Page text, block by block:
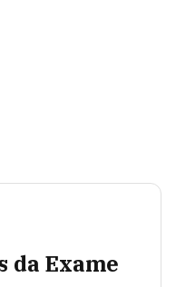
da Exame